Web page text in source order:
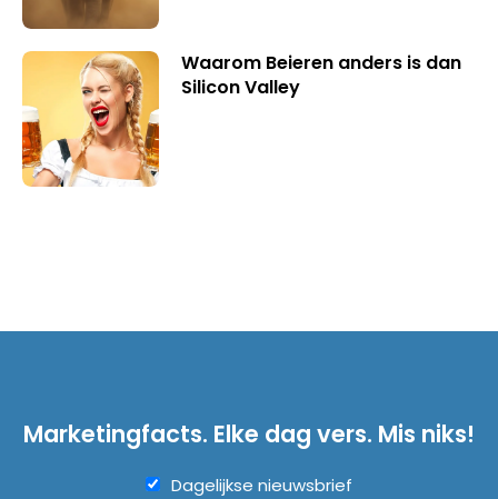
Waarom Beieren anders is dan
Silicon Valley
Marketingfacts. Elke dag vers. Mis niks!
Dagelijkse nieuwsbrief